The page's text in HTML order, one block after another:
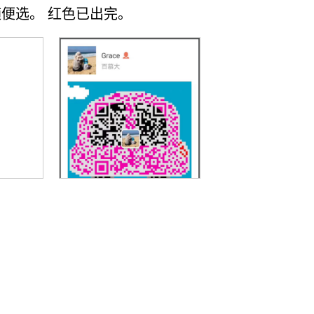
选。 红色已出完。